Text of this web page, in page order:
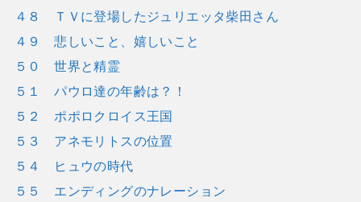
４８ ＴＶに登場したジュリエッタ柴田さん
４９ 悲しいこと、嬉しいこと
５０ 世界と精霊
５１ パウロ達の年齢は？！
５２ ポポロクロイス王国
５３ アネモリトスの位置
５４ ヒュウの時代
５５ エンディングのナレーション